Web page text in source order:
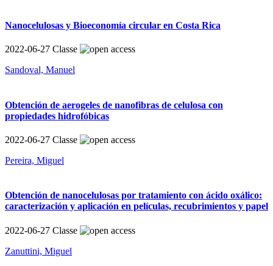
Nanocelulosas y Bioeconomía circular en Costa Rica
2022-06-27 Classe
Sandoval, Manuel
Obtención de aerogeles de nanofibras de celulosa con
propiedades hidrofóbicas
2022-06-27 Classe
Pereira, Miguel
Obtención de nanocelulosas por tratamiento con ácido oxálico:
caracterización y aplicación en películas, recubrimientos y papel
2022-06-27 Classe
Zanuttini, Miguel